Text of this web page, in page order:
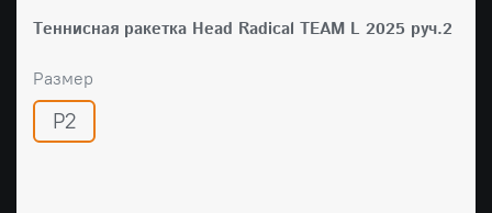
Tеннисная ракетка Head Radical TEAM L 2025 руч.2
Размер
Р2